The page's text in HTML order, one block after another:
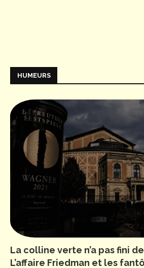
HUMEURS
La colline verte n’a pas fini
L’affaire Friedman et les